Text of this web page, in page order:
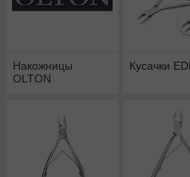
Накожницы
OLTON
Кусачки